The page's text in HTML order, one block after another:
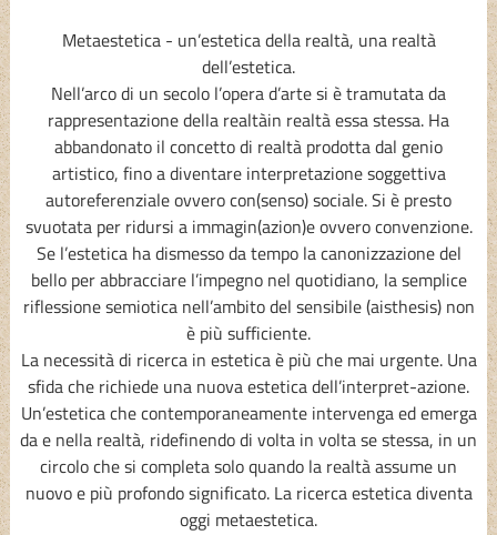
Metaestetica - un’estetica della realtà, una realtà
dell’estetica.
Nell’arco di un secolo l’opera d’arte si è tramutata da
rappresentazione della realtàin realtà essa stessa. Ha
abbandonato il concetto di realtà prodotta dal genio
artistico, fino a diventare interpretazione soggettiva
autoreferenziale ovvero con(senso) sociale. Si è presto
svuotata per ridursi a immagin(azion)e ovvero convenzione.
Se l’estetica ha dismesso da tempo la canonizzazione del
bello per abbracciare l’impegno nel quotidiano, la semplice
riflessione semiotica nell’ambito del sensibile (aisthesis) non
è più sufficiente.
La necessità di ricerca in estetica è più che mai urgente. Una
sfida che richiede una nuova estetica dell’interpret-azione.
Un’estetica che contemporaneamente intervenga ed emerga
da e nella realtà, ridefinendo di volta in volta se stessa, in un
circolo che si completa solo quando la realtà assume un
nuovo e più profondo significato. La ricerca estetica diventa
oggi metaestetica.